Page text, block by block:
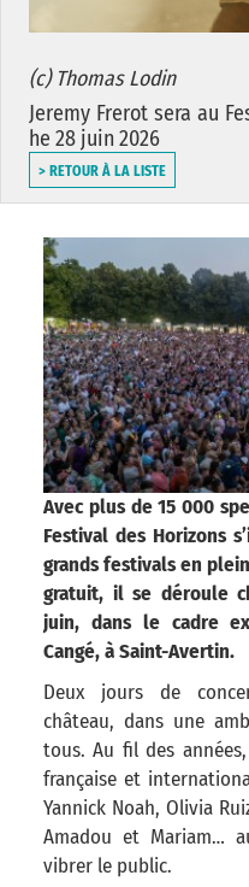
(c) Thomas Lodin
Jeremy Frerot sera au
he 28 juin 2026
> RETOUR À LA LISTE
Avec plus de 15 000
Festival des Horizons
grands festivals en
gratuit, il se déroule
juin, dans le cadre
Cangé, à Saint-Avertin.
Deux jours de
château, dans une
tous. Au fil des
française et
Yannick Noah, Olivia
Amadou et Mariam…
vibrer le public.